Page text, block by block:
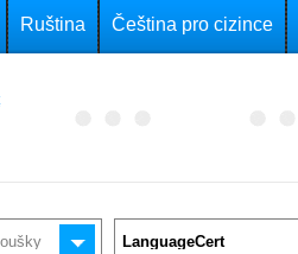
Ruština Čeština pro cizince